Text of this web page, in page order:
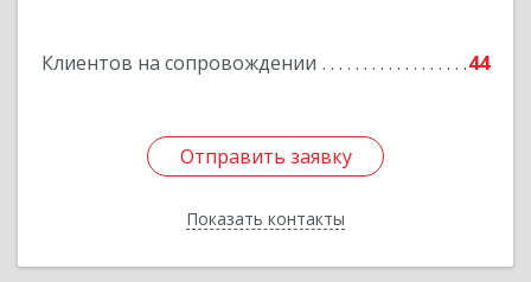
Клиентов на сопровождении 44
Отправить заявку
Показать контакты
Отправить заявку
Назад